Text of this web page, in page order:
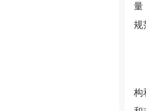
量
规
构